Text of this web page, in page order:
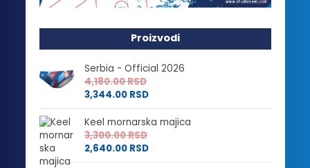
Proizvodi
Serbia - Official 2026
4,180.00RSD
3,344.00 RSD
Keel mornarska majica
3,300.00RSD
2,640.00 RSD